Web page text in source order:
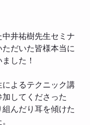
井祐樹先生セミナ
だいた皆様本当に
した！
よるテクニック講
してくださった
んだり耳を傾けた